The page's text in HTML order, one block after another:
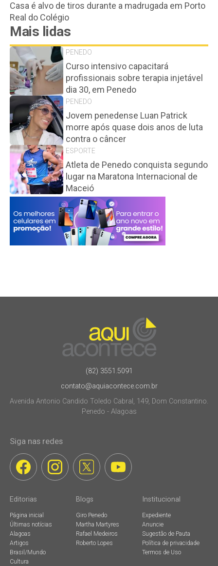
Casa é alvo de tiros durante a madrugada em Porto
Real do Colégio
Mais lidas
PENEDO
Curso intensivo capacitará
profissionais sobre terapia injetável
dia 30, em Penedo
PENEDO
Jovem penedense Luan Patrick
morre após quase dois anos de luta
contra o câncer
ESPORTE
Atleta de Penedo conquista segundo
lugar na Maratona Internacional de
Maceió
(82) 3551.5091
contato@aquiacontece.com.br
Avenida Antonio Candido Toledo Cabral, 149, Dom Constantino.
Penedo - Alagoas
Siga nas redes
Editorias
Página inicial
Últimas notícias
Alagoas
Artigos
Brasil/Mundo
Cultura
Blogs
Giro Penedo
Martha Martyres
Rafael Medeiros
Roberto Lopes
Institucional
Expediente
Anuncie
Sugestão de Pauta
Política de privacidade
Termos de Uso